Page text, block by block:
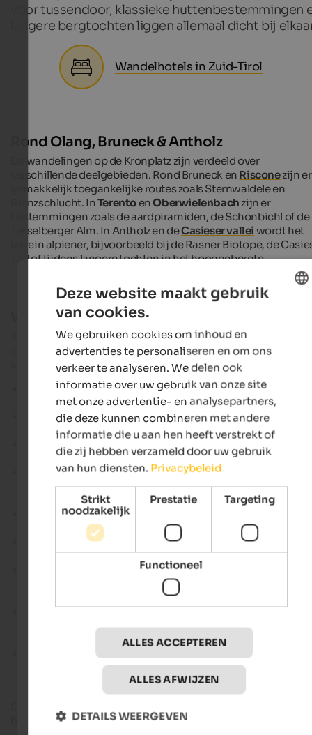
voor tussendoor, klassieke huttenbestemmingen
langere bergtochten liggen allemaal dicht bij
Wandelhotels in Zuid-Tirol
Rond Olang, Bruneck & Antholz
De wandelingen op de Kronplatz zijn verdeeld over
verschillende deelgebieden. Rond Bruneck en Risconezijn er
gemakkelijk toegankelijke routes zoals Sternwaldele en
Rienzschlucht. InTerento enOberwielenbach zijn er
bestemmingen zoals de aardpiramiden, de Schönbichl of de
Tesselberger Alm. In Antholz en deCasieser vallei wordt het
terrein alpiener, bijvoorbeeld bij de Rasner Biotope, de
Törl of tijdens langere tochten in het hooggebergte.
Wandeltips op de Kronplatz
Als je op zoek bent naar wandelingen op de Kronplatz, dan
je hier tochten voor verschillende moeilijkheidsgraden.
voorbeelden
Grentealm- een ontspannende tocht voor het hele gezin
met uitzicht op de vallei en verfrissingsstops.
Aardpiramides van Terento- korte en lonende excursie,
vooral populair bij gezinnen.
Sternwaldele & Rienzschlucht - gemakkelijk
wandeling van een halve dag in de buurt van Bruneck.
Piz da Peres- relatief korte topwandeling vanaf de
Furkelpass met opvallende rotsen en een meer alpien
Casies Törl- middelzware tocht in het gelijknamige dal
18,1 km, 1.098 meter hoogteverschil en ongeveer 4 uur
Tesselberger Alm
- middelzware almtocht met 10,3 km,
1.027 meter hoogteverschil en 5:30 uur wandeltijd.
- makkelijke wandeling vanuit
met 8,1 km en prachtige uitzichten in de regio
Lanzwiese- gezinsvriendelijke wandeling van
naar de alpenweiden boven Olang en aan de voet van de
Dolomieten, 11,5 km en 3:30 uur lopen.
Hochgrubbachspitze
- moeilijke hoge tocht vanuit het
Winnebachtal bij Terento met 17,6 km, 1.925
familiewandelingentot uitdagende bergtochten.
Deze website maakt gebruik
van cookies.
We gebruiken cookies om inhoud en
advertenties te personaliseren en om ons
verkeer te analyseren. We delen ook
informatie over uw gebruik van onze site
met onze advertentie- en analysepartners,
die deze kunnen combineren met andere
informatie die u aan hen heeft verstrekt of
die zij hebben verzameld door uw gebruik
van hun diensten. Privacybeleid
Strikt
noodzakelijk
Prestatie Targeting
Functioneel
ALLES ACCEPTEREN
ALLES AFWIJZEN
DETAILS WEERGEVEN